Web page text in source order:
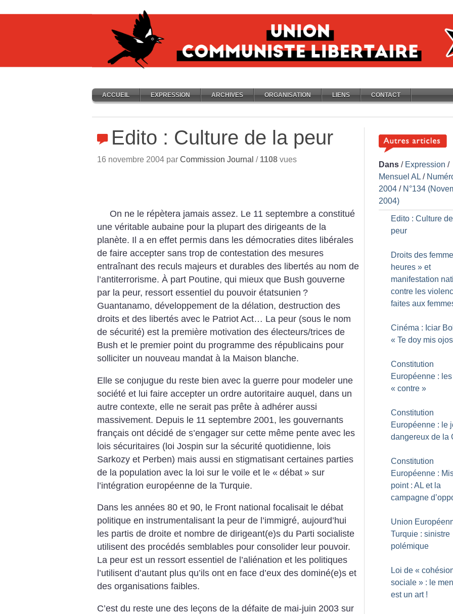
ACCUEIL EXPRESSION ARCHIVES ORGANISATION LIENS CONTACT
Edito : Culture de la peur
16 novembre 2004 par Commission Journal / 1108 vues
On ne le répètera jamais assez. Le 11 septembre a constitué
une véritable aubaine pour la plupart des dirigeants de la
planète. Il a en effet permis dans les démocraties dites libérales
de faire accepter sans trop de contestation des mesures
entraînant des reculs majeurs et durables des libertés au nom de
l’antiterrorisme. À part Poutine, qui mieux que Bush gouverne
par la peur, ressort essentiel du pouvoir étatsunien ?
Guantanamo, développement de la délation, destruction des
droits et des libertés avec le Patriot Act… La peur (sous le nom
de sécurité) est la première motivation des électeurs/trices de
Bush et le premier point du programme des républicains pour
solliciter un nouveau mandat à la Maison blanche.
Elle se conjugue du reste bien avec la guerre pour modeler une
société et lui faire accepter un ordre autoritaire auquel, dans un
autre contexte, elle ne serait pas prête à adhérer aussi
massivement. Depuis le 11 septembre 2001, les gouvernants
français ont décidé de s’engager sur cette même pente avec les
lois sécuritaires (loi Jospin sur la sécurité quotidienne, lois
Sarkozy et Perben) mais aussi en stigmatisant certaines parties
de la population avec la loi sur le voile et le « débat » sur
l’intégration européenne de la Turquie.
Dans les années 80 et 90, le Front national focalisait le débat
politique en instrumentalisant la peur de l’immigré, aujourd’hui
les partis de droite et nombre de dirigeant(e)s du Parti socialiste
utilisent des procédés semblables pour consolider leur pouvoir.
La peur est un ressort essentiel de l’aliénation et les politiques
l’utilisent d’autant plus qu’ils ont en face d’eux des dominé(e)s et
des organisations faibles.
C’est du reste une des leçons de la défaite de mai-juin 2003 sur
Dans / Expression /
Mensuel AL /
2004 / N°134
2004)
Edito : Culture
peur
Droits des
heures » et
manifestation
contre les
faites aux
Cinéma : Iciar
« Te doy mis ojos
Constitution
Européenne :
« contre »
Constitution
Européenne : le
dangereux de la
Constitution
Européenne :
point : AL et la
campagne
Union
Turquie : sinistre
polémique
Loi de «
sociale » : le
est un art !